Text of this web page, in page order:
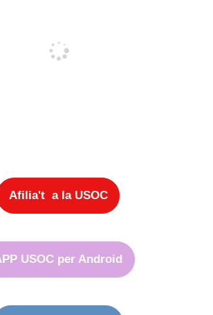
Afilia't a la USOC
USOC per Android